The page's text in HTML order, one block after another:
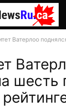
Ватерлоо
шесть